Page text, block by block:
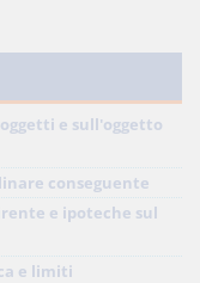
e sull'oggetto
conseguente
e ipoteche sul
e limiti